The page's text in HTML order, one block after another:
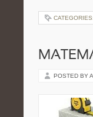
CATEGORIES:
POSTED BY